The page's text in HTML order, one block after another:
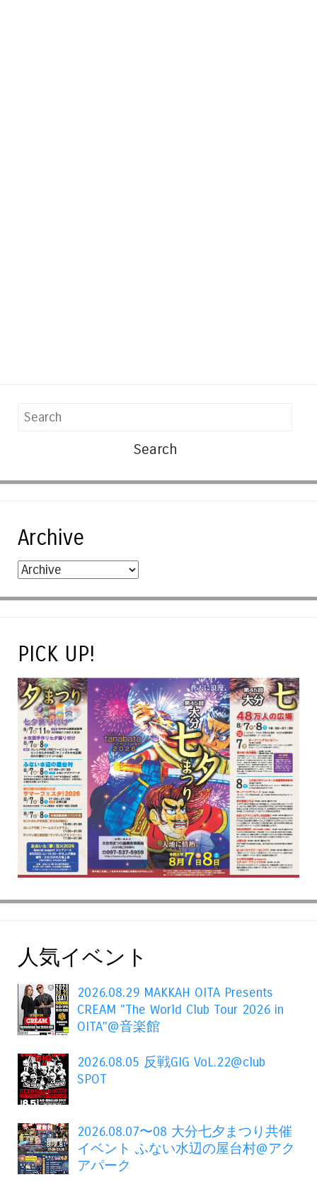
Search
Archive
PICK UP!
人気イベント
2026.08.29 MAKKAH OITA Presents
CREAM "The World Club Tour 2026 in
OITA"@音楽館
2026.08.05 反戦GIG VoL.22@club
SPOT
2026.08.07〜08 大分七夕まつり共催
イベント ふない水辺の屋台村@アク
アパーク